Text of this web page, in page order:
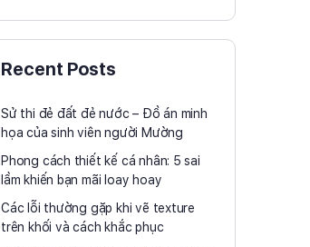
Recent Posts
Sử thi đẻ đất đẻ nước – Đồ án minh
họa của sinh viên người Mường
Phong cách thiết kế cá nhân: 5 sai
lầm khiến bạn mãi loay hoay
Các lỗi thường gặp khi vẽ texture
trên khối và cách khắc phục